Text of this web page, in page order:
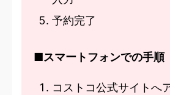
予約完了
■スマートフォンでの手順
コストコ公式サイトへ